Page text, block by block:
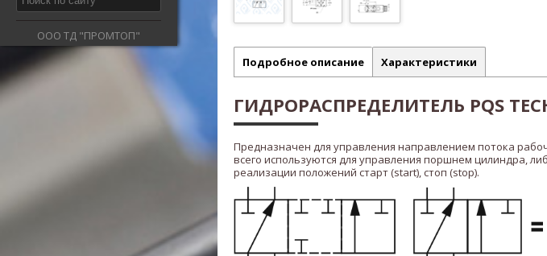
ООО ТД "ПРОМТОП"
Подробное описание Характеристики
ГИДРОРАСПРЕДЕЛИТЕЛЬ PQS
Предназначен для управления направлением потока
всего используются для управления поршнем цилиндра,
реализации положений старт (start), стоп (stop).